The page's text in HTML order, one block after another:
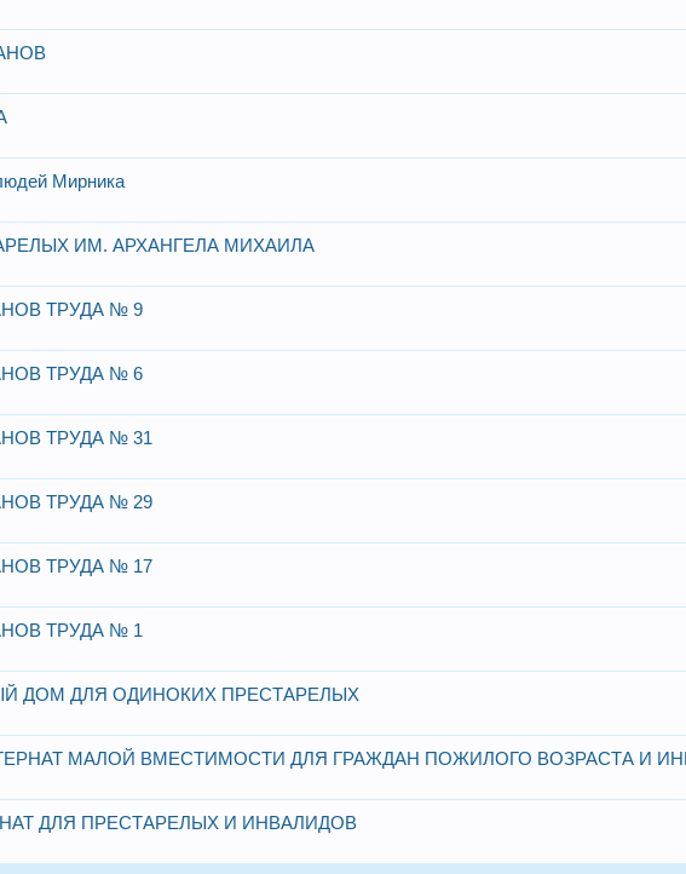
Мирника
ИМ. АРХАНГЕЛА МИХАИЛА
ТРУДА № 9
ТРУДА № 6
ТРУДА № 31
ТРУДА № 29
ТРУДА № 17
ТРУДА № 1
ДОМ ДЛЯ ОДИНОКИХ ПРЕСТАРЕЛЫХ
МАЛОЙ ВМЕСТИМОСТИ ДЛЯ ГРАЖДАН ПОЖИЛОГО ВОЗРАСТА И
ДЛЯ ПРЕСТАРЕЛЫХ И ИНВАЛИДОВ